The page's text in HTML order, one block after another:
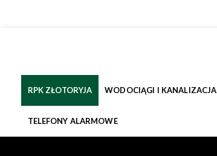
RPK ZŁOTORYJA WODOCIĄGI I KANALIZACJA
TELEFONY ALARMOWE